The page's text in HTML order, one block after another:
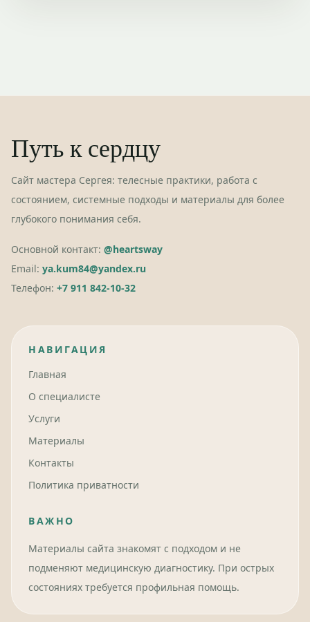
Путь к сердцу
Сайт мастера Сергея: телесные практики, работа с
состоянием, системные подходы и материалы для более
глубокого понимания себя.
Основной контакт: @heartsway
Email: ya.kum84@yandex.ru
Телефон: +7 911 842-10-32
НАВИГАЦИЯ
Главная
О специалисте
Услуги
Материалы
Контакты
Политика приватности
ВАЖНО
Материалы сайта знакомят с подходом и не
подменяют медицинскую диагностику. При острых
состояниях требуется профильная помощь.